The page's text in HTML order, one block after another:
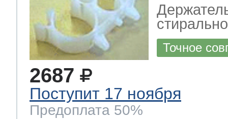
Точное
2687
Поступит 17 ноября
Предоплата 50%